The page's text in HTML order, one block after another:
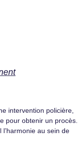
intervention policière,
pour obtenir un procès.
au sein de